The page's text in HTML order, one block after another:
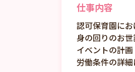
仕事内容
認可保育園に
身の回りのお
イベントの計
労働条件の詳細